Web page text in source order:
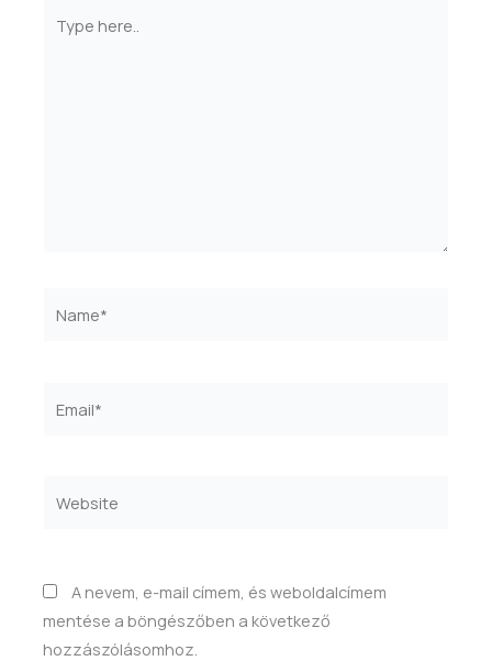
here..
A nevem, e-mail címem, és weboldalcímem
mentése a böngészőben a következő
hozzászólásomhoz.